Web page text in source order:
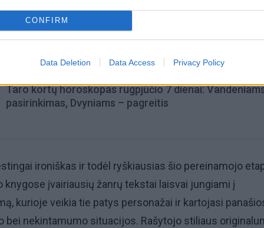
CONFIRM
Data Deletion Data Access Privacy Policy
Aiškiaregės pranašystė: numatė katastrofišką karo
Taro kortų horoskopas rugpjūčio 7 dienai:
pasirinkimas, Dvyniams – pagreitis
ironiškas ir todėl ryškiausias šio pereinamojo
knygose įvairiausių žanrų tekstai laisvai jungiami į
kurioje veikia tie patys personažai ir kartojasi
bei nekintamumo situacijos. Rašytojo stiliaus